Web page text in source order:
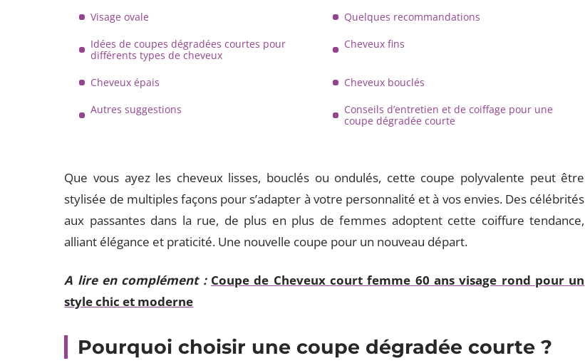
Visage ovale
Quelques recommandations
Idées de coupes dégradées courtes pour
différents types de cheveux
Cheveux fins
Cheveux épais
Cheveux bouclés
Autres suggestions
Conseils d’entretien et de coiffage pour une
coupe dégradée courte
Que vous ayez les cheveux lisses, bouclés ou ondulés, cette coupe polyvalente peut être
stylisée de multiples façons pour s’adapter à votre personnalité et à vos envies. Des célébrités
aux passantes dans la rue, de plus en plus de femmes adoptent cette coiffure tendance,
alliant élégance et praticité. Une nouvelle coupe pour un nouveau départ.
A lire en complément : Coupe de Cheveux court femme 60 ans visage rond pour un
style chic et moderne
Pourquoi choisir une coupe dégradée courte ?